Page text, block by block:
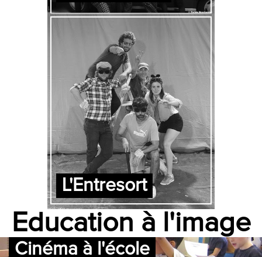
L'Entresort
Education à l'image
Cinéma à l'école